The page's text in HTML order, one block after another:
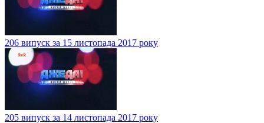
206 випуск за 15 листопада 2017 року
205 випуск за 14 листопада 2017 року